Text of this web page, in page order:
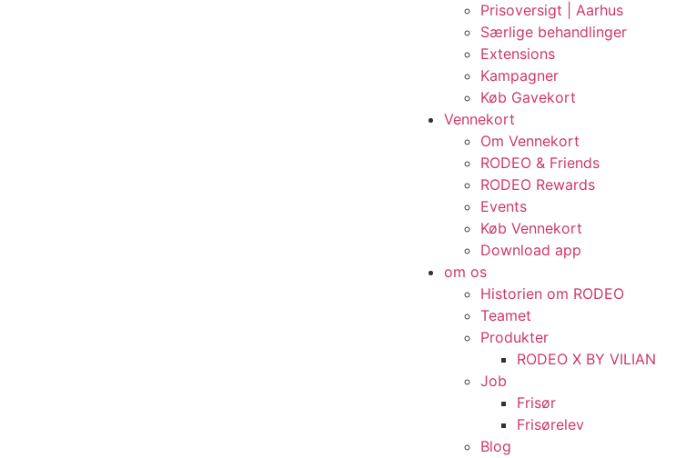
Prisoversigt | Aarhus
Særlige behandlinger
Extensions
Kampagner
Køb Gavekort
Vennekort
Om Vennekort
RODEO & Friends
RODEO Rewards
Events
Køb Vennekort
Download app
om os
Historien om RODEO
Teamet
Produkter
RODEO X BY VILIAN
Job
Frisør
Frisørelev
Blog